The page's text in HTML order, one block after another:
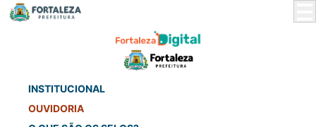
INSTITUCIONAL
OUVIDORIA